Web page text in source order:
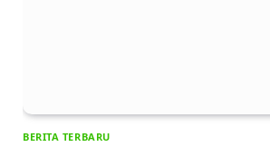
BERITA TERBARU